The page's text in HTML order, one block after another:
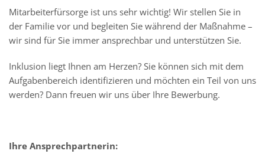
Mitarbeiterfürsorge ist uns sehr wichtig! Wir stellen Sie in
der Familie vor und begleiten Sie während der Maßnahme –
wir sind für Sie immer ansprechbar und unterstützen Sie.
Inklusion liegt Ihnen am Herzen? Sie können sich mit dem
Aufgabenbereich identifizieren und möchten ein Teil von uns
werden? Dann freuen wir uns über Ihre Bewerbung.
Ihre Ansprechpartnerin: